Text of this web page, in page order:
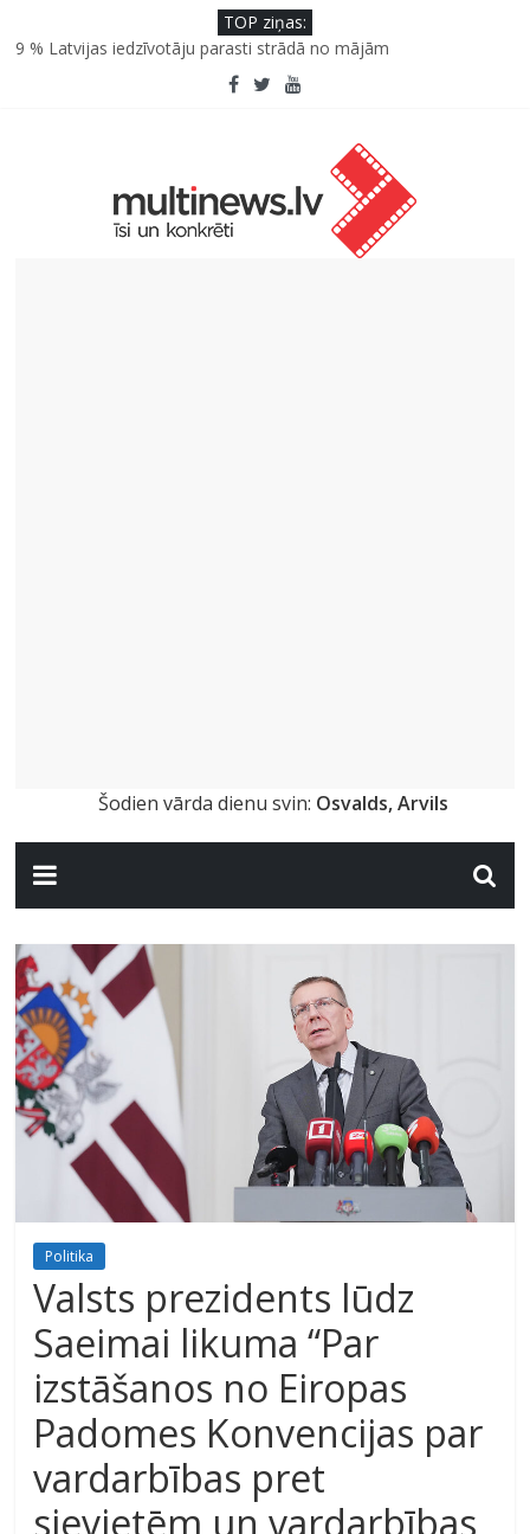
TOP ziņas:
9 % Latvijas iedzīvotāju parasti strādā no mājām
Septiņas profesijas, kas izturēs mākslīgā intelekta laikmetu
Kāpēc padomju militāro mantojumu ir svarīgi izprast arī šodien
Kad bērns atsakās no dārzeņiem: padomi un receptes, kas var
SPF rokasgrāmata ikdienai un atvaļinājumu laikam – konsultē
Šodien vārda dienu svin: Osvalds, Arvils
Politika
Valsts prezidents lūdz
Saeimai likuma “Par
izstāšanos no Eiropas
Padomes Konvencijas par
vardarbības pret
sievietēm un vardarbības